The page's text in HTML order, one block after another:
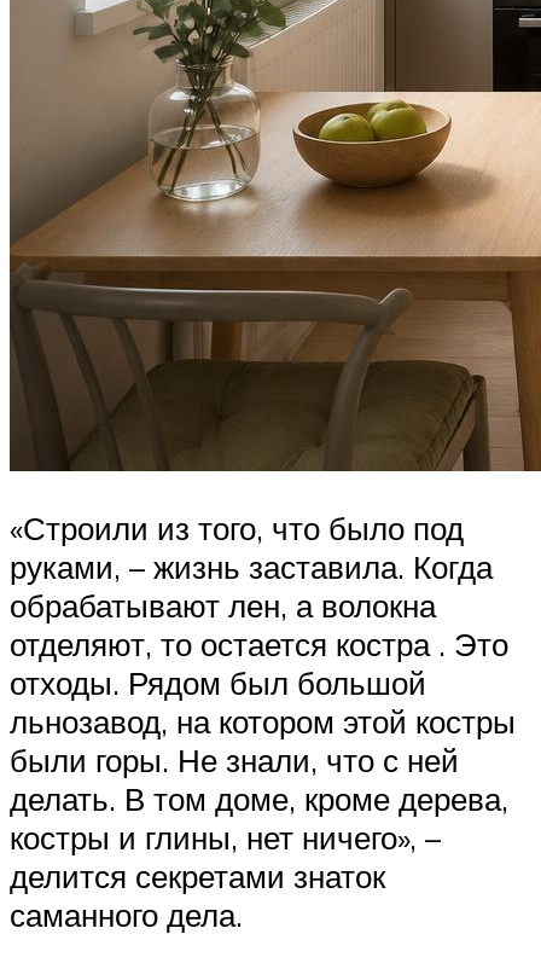
«Строили из того, что было под
руками, – жизнь заставила. Когда
обрабатывают лен, а волокна
отделяют, то остается костра . Это
отходы. Рядом был большой
льнозавод, на котором этой костры
были горы. Не знали, что с ней
делать. В том доме, кроме дерева,
костры и глины, нет ничего», –
делится секретами знаток
саманного дела.